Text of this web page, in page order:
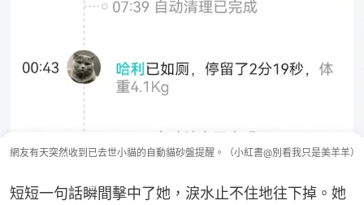
網友有天突然收到已去世小貓的自動貓砂盤提醒。（小紅書@別看我只是美羊羊）
短短一句話瞬間擊中了她，淚水止不住地往下掉。她